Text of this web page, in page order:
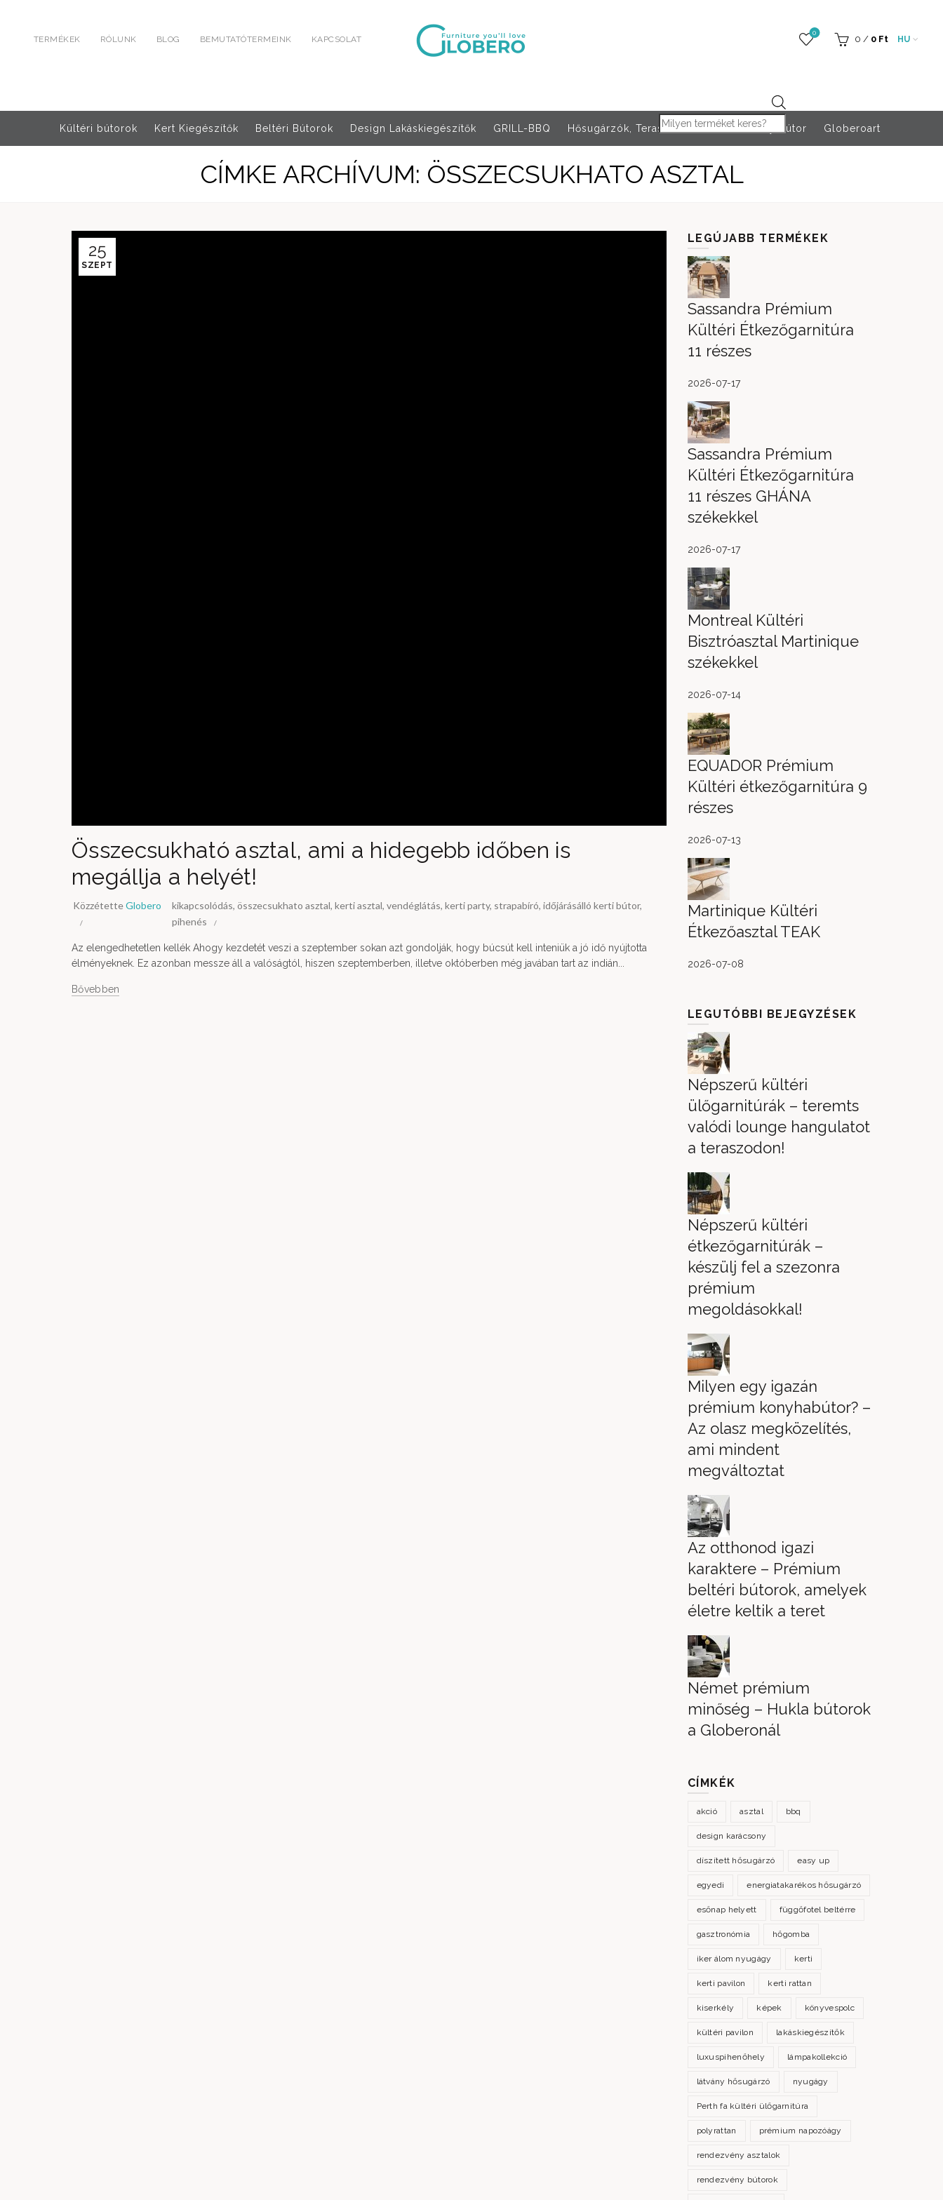
TERMÉKEK RÓLUNK BLOG BEMUTATÓTERMEINK KAPCSOLAT
Products search
0
0 / 0 Ft HU
Kültéri bútorok Kert Kiegészítők Beltéri Bútorok Design Lakáskiegészítők GRILL-BBQ Hősugárzók, Teraszfűtés Rendezvény bútor Globeroart
CÍMKE ARCHÍVUM: ÖSSZECSUKHATO ASZTAL
25
SZEPT
Összecsukható asztal, ami a hidegebb időben is
megállja a helyét!
KözzétetteGlobero kikapcsolódás,összecsukhato asztal,kerti asztal,vendéglátás,kerti party, strapabíró,időjárásálló kerti bútor,
pihenés
Az elengedhetetlen kellék Ahogy kezdetét veszi a szeptember sokan azt gondolják, hogy búcsút kell inteniük a jó idő nyújtotta
élményeknek. Ez azonban messze áll a valóságtól, hiszen szeptemberben, illetve októberben még javában tart az indián...
Bővebben
LEGÚJABB TERMÉKEK
Sassandra Prémium
Kültéri Étkezőgarnitúra
11 részes
2026-07-17
Sassandra Prémium
Kültéri Étkezőgarnitúra
11 részes GHÁNA
székekkel
2026-07-17
Montreal Kültéri
Bisztróasztal Martinique
székekkel
2026-07-14
EQUADOR Prémium
Kültéri étkezőgarnitúra 9
részes
2026-07-13
Martinique Kültéri
Étkezőasztal TEAK
2026-07-08
LEGUTÓBBI BEJEGYZÉSEK
Népszerű kültéri
ülőgarnitúrák – teremts
valódi lounge hangulatot
a teraszodon!
Népszerű kültéri
étkezőgarnitúrák –
készülj fel a szezonra
prémium
megoldásokkal!
Milyen egy igazán
prémium konyhabútor? –
Az olasz megközelítés,
ami mindent
megváltoztat
Az otthonod igazi
karaktere – Prémium
beltéri bútorok, amelyek
életre keltik a teret
Német prémium
minőség – Hukla bútorok
a Globeronál
CÍMKÉK
akció asztal bbq
design karácsony
díszített hősugárzó easy up
egyedi energiatakarékos hősugárzó
esőnap helyett függőfotel beltérre
gasztronómia hőgomba
iker álom nyugágy kerti
kerti pavilon kerti rattan
kiserkély képek könyvespolc
kültéri pavilon lakáskiegészítők
luxuspihenőhely lámpakollekció
látvány hősugárzó nyugágy
Perth fa kültéri ülőgarnitúra
polyrattan prémium napozóágy
rendezvény asztalok
rendezvény bútorok